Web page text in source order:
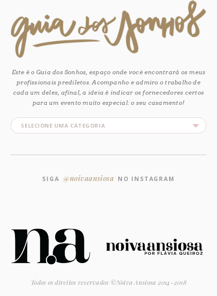
Este é o Guia dos Sonhos, espaço onde você encontrará os meus
profissionais prediletos. Acompanho e admiro o trabalho de
cada um deles, afinal, a ideia é indicar os fornecedores certos
para um evento muito especial: o seu casamento!
SIGA @noivaansiosa NO INSTAGRAM
Todos os direitos reservados ©Noiva Ansiosa 2014-2018